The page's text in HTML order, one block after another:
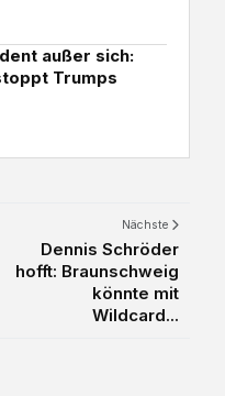
außer sich:
Trumps
Nächste
Dennis Schröder
hofft: Braunschweig
könnte mit
Wildcard...